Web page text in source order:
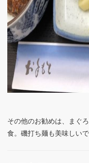
その他のお勧めは、まぐ
食。磯打ち麺も美味しいで